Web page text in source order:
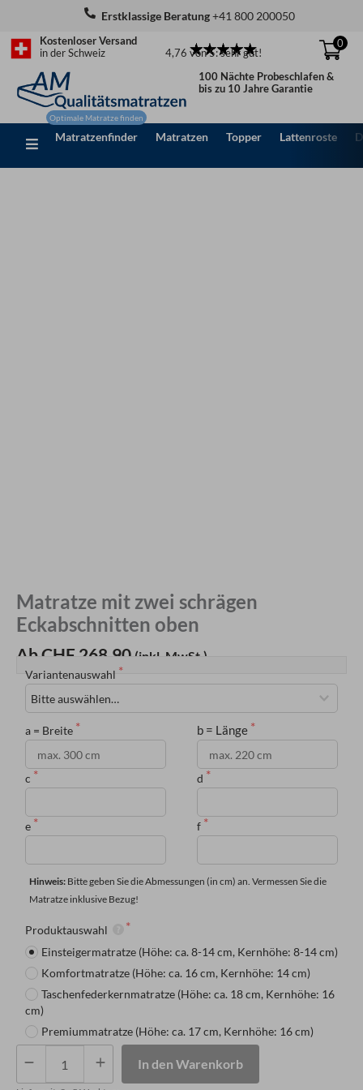
springen
Erstklassige Beratung+41 800 200050
Kostenloser Versand
in der Schweiz
4,76 von 5: sehr gut!
0
100 Nächte Probeschlafen &
bis zu 10 Jahre Garantie
Matratzenfinder Matratzen Topper Lattenroste
Matratze mit zwei schrägen
Eckabschnitten oben
Ab CHF 268.90 (inkl. MwSt.)
Variantenauswahl
a = Breite b = Länge
c d
e f
Hinweis: Bitte geben Sie die Abmessungen (in cm) an. Vermessen Sie die
Matratze inklusive Bezug!
Produktauswahl
Einsteigermatratze (Höhe: ca. 8-14 cm, Kernhöhe: 8-14 cm)
Komfortmatratze (Höhe: ca. 16 cm, Kernhöhe: 14 cm)
Taschenfederkernmatratze (Höhe: ca. 18 cm, Kernhöhe: 16
cm)
Premiummatratze (Höhe: ca. 17 cm, Kernhöhe: 16 cm)
mit
In den Warenkorb